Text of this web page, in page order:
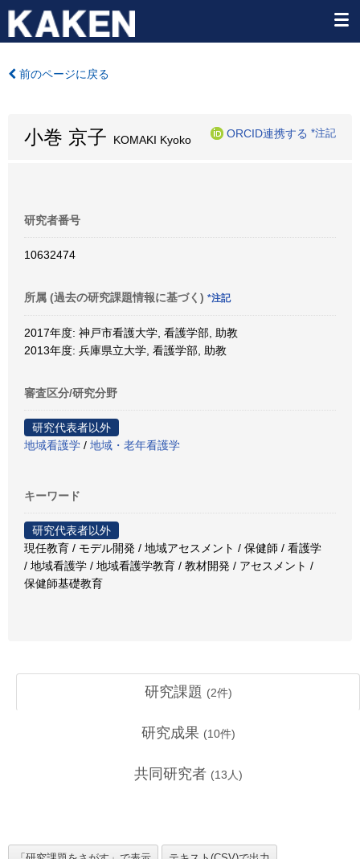
前のページに戻る
小巻 京子 KOMAKI Kyoko
ORCID連携する *注記
研究者番号
10632474
所属 (過去の研究課題情報に基づく) *注記
2017年度: 神戸市看護大学, 看護学部, 助教
2013年度: 兵庫県立大学, 看護学部, 助教
審査区分/研究分野
研究代表者以外
地域看護学 / 地域・老年看護学
キーワード
研究代表者以外
現任教育 / モデル開発 / 地域アセスメント / 保健師 / 看護学
/ 地域看護学 / 地域看護学教育 / 教材開発 / アセスメント /
保健師基礎教育
研究課題 (2件)
研究成果 (10件)
共同研究者 (13 人)